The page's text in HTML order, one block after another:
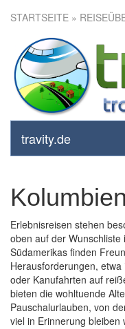
STARTSEITE »
travity.de
Erlebnisreisen stehen
oben auf der
Südamerikas finden
Herausforderungen,
oder Kanufahrten auf
bieten die wohltuende
Pauschalurlauben, von
viel in Erinnerung bleiben